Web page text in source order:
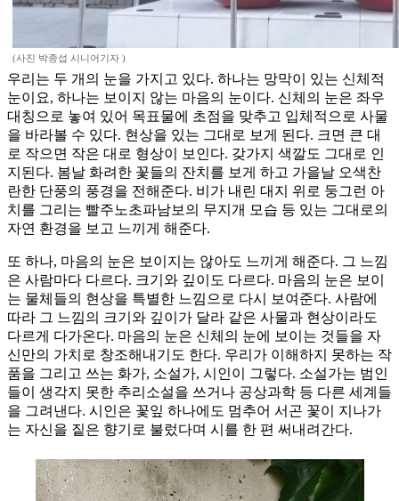
(사진 박종섭 시니어기자 )
우리는 두 개의 눈을 가지고 있다. 하나는 망막이 있는 신체적
눈이요, 하나는 보이지 않는 마음의 눈이다. 신체의 눈은 좌우
대칭으로 놓여 있어 목표물에 초점을 맞추고 입체적으로 사물
을 바라볼 수 있다. 현상을 있는 그대로 보게 된다. 크면 큰 대
로 작으면 작은 대로 형상이 보인다. 갖가지 색깔도 그대로 인
지된다. 봄날 화려한 꽃들의 잔치를 보게 하고 가을날 오색찬
란한 단풍의 풍경을 전해준다. 비가 내린 대지 위로 둥그런 아
치를 그리는 빨주노초파남보의 무지개 모습 등 있는 그대로의
자연 환경을 보고 느끼게 해준다.
또 하나, 마음의 눈은 보이지는 않아도 느끼게 해준다. 그 느낌
은 사람마다 다르다. 크기와 깊이도 다르다. 마음의 눈은 보이
는 물체들의 현상을 특별한 느낌으로 다시 보여준다. 사람에
따라 그 느낌의 크기와 깊이가 달라 같은 사물과 현상이라도
다르게 다가온다. 마음의 눈은 신체의 눈에 보이는 것들을 자
신만의 가치로 창조해내기도 한다. 우리가 이해하지 못하는 작
품을 그리고 쓰는 화가, 소설가, 시인이 그렇다. 소설가는 범인
들이 생각지 못한 추리소설을 쓰거나 공상과학 등 다른 세계들
을 그려낸다. 시인은 꽃잎 하나에도 멈추어 서곤 꽃이 지나가
는 자신을 짙은 향기로 불렀다며 시를 한 편 써내려간다.